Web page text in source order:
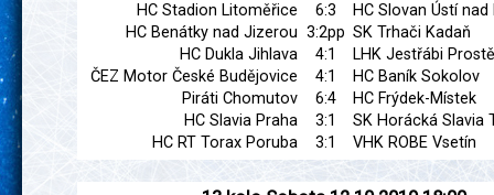
HC Stadion Litoměřice
6:3
HC Slovan Ústí nad
HC Benátky nad Jizerou 3:2pp SK Trhači Kadaň
HC Dukla Jihlava
4:1
LHK Jestřábi
ČEZ Motor České Budějovice
4:1
HC Baník Sokolov
Piráti Chomutov
6:4
HC Frýdek-Místek
HC Slavia Praha
3:1
SK Horácká Slavia
HC RT Torax Poruba
3:1 VHK ROBE Vsetín